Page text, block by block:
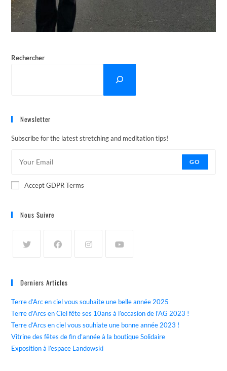
Rechercher
Newsletter
Subscribe for the latest stretching and meditation tips!
GO
Accept GDPR Terms
Nous Suivre
Derniers Articles
Terre d’Arc en ciel vous souhaite une belle année 2025
Terre d’Arcs en Ciel fête ses 10ans à l’occasion de l’AG 2023 !
Terre d’Arcs en ciel vous souhiate une bonne année 2023 !
Vitrine des fêtes de fin d’année à la boutique Solidaire
Exposition à l’espace Landowski